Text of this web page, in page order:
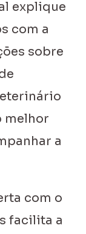
explique
com a
sobre
melhor
a
com o
facilita a